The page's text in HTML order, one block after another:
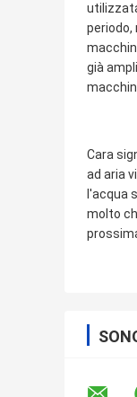
periodo,
già
Cara
ad aria
l'acqua
molto